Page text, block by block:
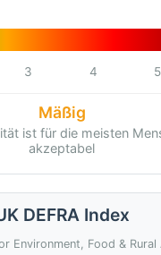
3 4 5
Mäßig
ist für die meisten
akzeptabel
DEFRA Index
Environment, Food & Rural